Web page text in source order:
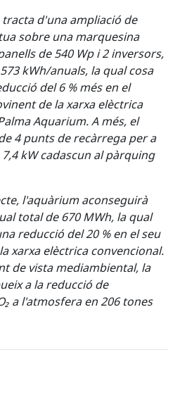
tracta d'una ampliació de
sobre una marquesina
de 540 Wp i 2 inversors,
kWh/anuals, la qual cosa
del 6 % més en el
de la xarxa elèctrica
Aquarium.A més, el
4 punts de recàrrega per a
kW cadascun al pàrquing
l'aquàrium aconseguirà
total de 670 MWh, la qual
reducció del 20 % en el seu
xarxa elèctrica convencional.
de vista mediambiental, la
a la reducció de
a l'atmosfera en 206 tones